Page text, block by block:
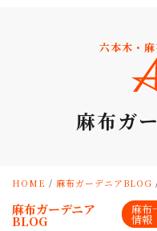
六本木・
麻布ガ
HOME / 麻布ガーデニアBLOG
麻布ガーデニア
BLOG
麻布
情報